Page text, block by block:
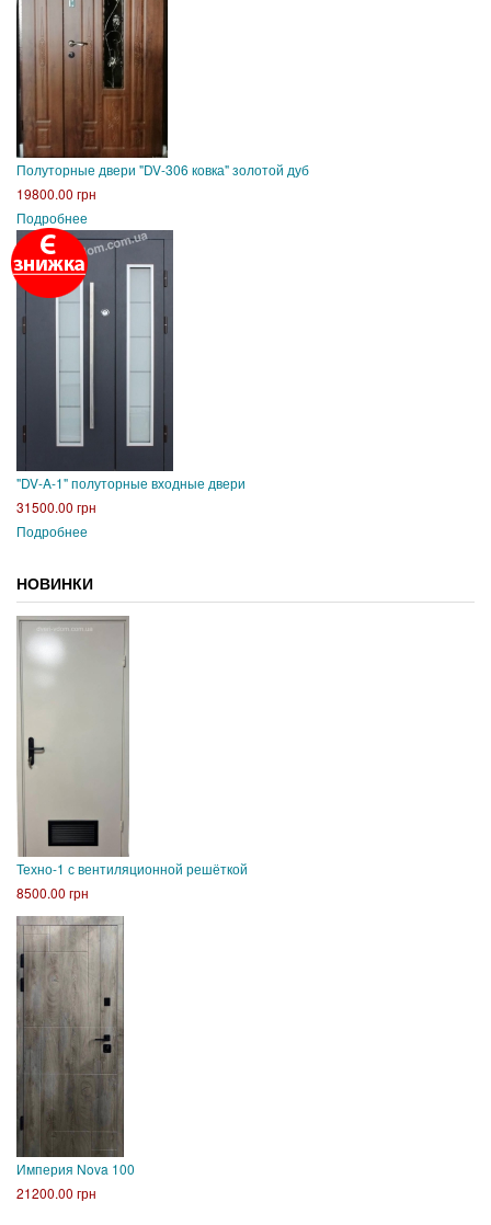
Полуторные двери "DV-306 ковка" золотой дуб
19800.00 грн
Подробнее
"DV-A-1" полуторные входные двери
31500.00 грн
Подробнее
НОВИНКИ
Техно-1 с вентиляционной решёткой
8500.00 грн
Империя Nova 100
21200.00 грн